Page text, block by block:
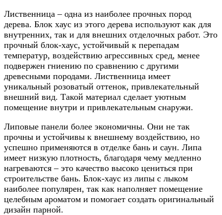
Лиственница – одна из наиболее прочных пород
дерева. Блок хаус из этого дерева используют как для
внутренних, так и для внешних отделочных работ. Это
прочный блок-хаус, устойчивый к перепадам
температур, воздействию агрессивных сред, менее
подвержен гниению по сравнению с другими
древесными породами. Лиственница имеет
уникальный розоватый оттенок, привлекательный
внешний вид. Такой материал сделает уютным
помещение внутри и привлекательным снаружи.
Липовые панели более экономичны. Они не так
прочны и устойчивы к внешнему воздействию, но
успешно применяются в отделке бань и саун. Липа
имеет низкую плотность, благодаря чему медленно
нагреваются – это качество высоко цениться при
строительстве бань. Блок-хаус из липы с лыком
наиболее популярен, так как наполняет помещение
целебным ароматом и помогает создать оригинальный
дизайн парной.